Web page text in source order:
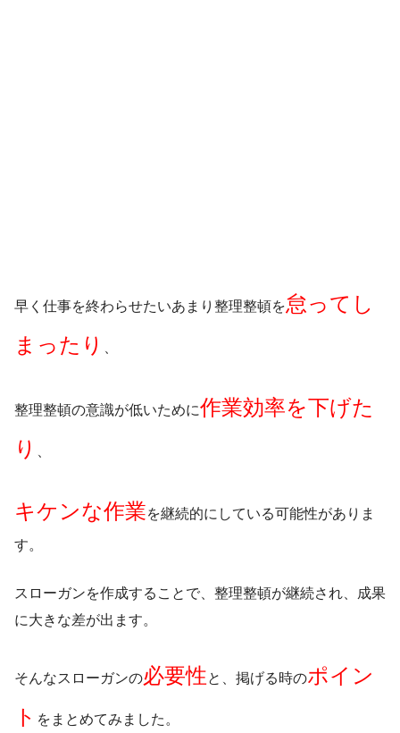
早く仕事を終わらせたいあまり整理整頓を怠ってし
まったり 、
整理整頓の意識が低いために作業効率を下げた
り 、
キケンな作業を継続的にしている可能性がありま
す。
スローガンを作成することで、整理整頓が継続され、成果
に大きな差が出ます。
そんなスローガンの必要性と、掲げる時のポイン
ト をまとめてみました。